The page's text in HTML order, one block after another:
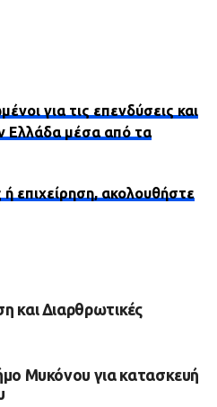
για τις επενδύσεις και
Ελλάδα μέσα από τα
επιχείρηση, ακολουθήστε
και Διαρθρωτικές
Μυκόνου για κατασκευή